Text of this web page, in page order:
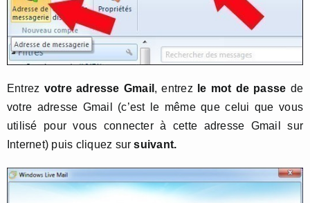
Entrez votre adresse Gmail , entrez le mot de passe de
votre adresse Gmail (c’est le même que celui que vous
utilisé pour vous connecter à cette adresse Gmail sur
Internet) puis cliquez sursuivant.